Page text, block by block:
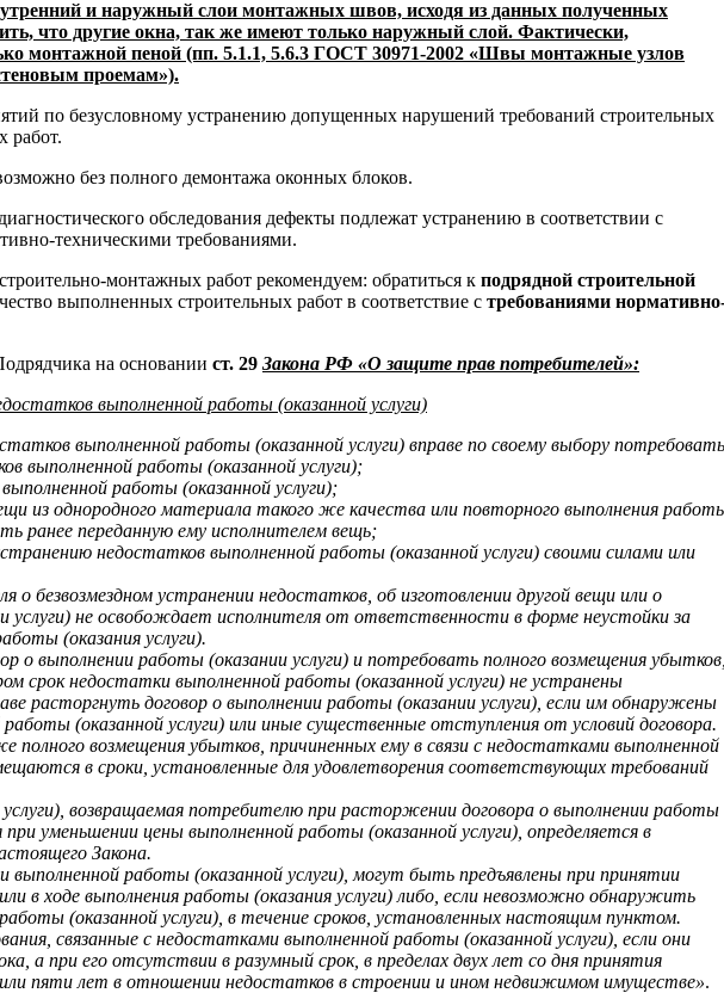
и наружный слои монтажных швов, исходя из данных полученных
что другие окна, так же имеют только наружный слой. Фактически,
монтажной пеной (пп. 5.1.1, 5.6.3 ГОСТ 30971-2002 «Швы монтажные узлов
проемам»).
по безусловному устранению допущенных нарушений требований строительных
работ.
без полного демонтажа оконных блоков.
обследования дефекты подлежат устранению в соответствии с
техническими требованиями.
монтажных работ рекомендуем: обратиться к подрядной строительной
выполненных строительных работ в соответствие с требованиями
на основании ст. 29 Закона РФ «О защите прав потребителей»:
выполненной работы (оказанной услуги)
выполненной работы (оказанной услуги) вправе по своему выбору
выполненной работы (оказанной услуги);
работы (оказанной услуги);
из однородного материала такого же качества или повторного выполнения
ранее переданную ему исполнителем вещь;
недостатков выполненной работы (оказанной услуги) своими силами или
о безвозмездном устранении недостатков, об изготовлении другой вещи или о
услуги) не освобождает исполнителя от ответственности в форме неустойки за
(оказания услуги).
о выполнении работы (оказании услуги) и потребовать полного возмещения убытков,
срок недостатки выполненной работы (оказанной услуги) не устранены
расторгнуть договор о выполнении работы (оказании услуги), если им обнаружены
(оказанной услуги) или иные существенные отступления от условий договора.
возмещения убытков, причиненных ему в связи с недостатками выполненной
в сроки, установленные для удовлетворения соответствующих требований
возвращаемая потребителю при расторжении договора о выполнении работы
уменьшении цены выполненной работы (оказанной услуги), определяется в
Закона.
выполненной работы (оказанной услуги), могут быть предъявлены при принятии
в ходе выполнения работы (оказания услуги) либо, если невозможно обнаружить
(оказанной услуги), в течение сроков, установленных настоящим пунктом.
связанные с недостатками выполненной работы (оказанной услуги), если они
а при его отсутствии в разумный срок, в пределах двух лет со дня принятия
пяти лет в отношении недостатков в строении и ином недвижимом имуществе».